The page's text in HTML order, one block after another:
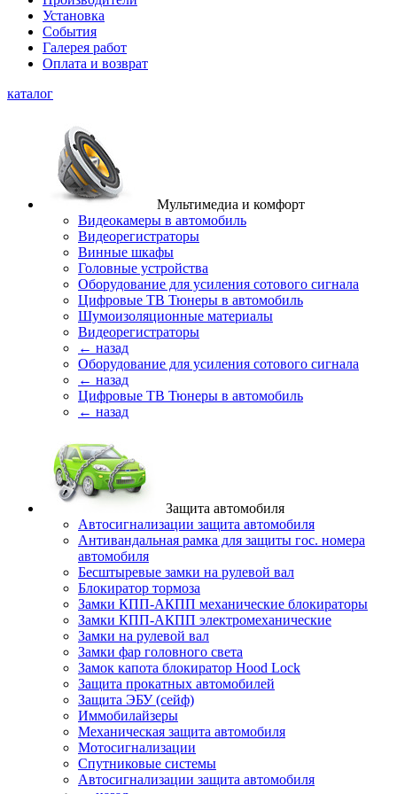
Установка
События
Галерея работ
Оплата и возврат
каталог
Мультимедиа и комфорт
Видеокамеры в автомобиль
Видеорегистраторы
Винные шкафы
Головные устройства
Оборудование для усиления сотового сигнала
Цифровые ТВ Тюнеры в автомобиль
Шумоизоляционные материалы
Видеорегистраторы
← назад
Оборудование для усиления сотового сигнала
← назад
Цифровые ТВ Тюнеры в автомобиль
← назад
Защита автомобиля
Автосигнализации защита автомобиля
Антивандальная рамка для защиты гос. номера
автомобиля
Бесштыревые замки на рулевой вал
Блокиратор тормоза
Замки КПП-АКПП механические блокираторы
Замки КПП-АКПП электромеханические
Замки на рулевой вал
Замки фар головного света
Замок капота блокиратор Hood Lock
Защита прокатных автомобилей
Защита ЭБУ (сейф)
Иммобилайзеры
Механическая защита автомобиля
Мотосигнализации
Спутниковые системы
Автосигнализации защита автомобиля